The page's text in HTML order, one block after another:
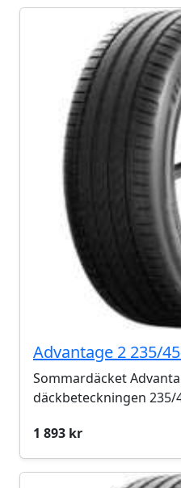
Advantage 2 235/
Sommardäcket
däckbeteckningen 235/
1 893 kr